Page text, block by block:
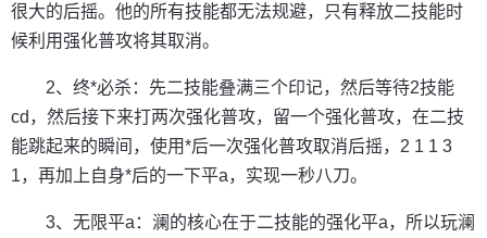
很大的后摇。他的所有技能都无法规避，只有释放二技能时
候利用强化普攻将其取消。
2、终*必杀：先二技能叠满三个印记，然后等待2技能
cd，然后接下来打两次强化普攻，留一个强化普攻，在二技
能跳起来的瞬间，使用*后一次强化普攻取消后摇，2 1 1 3
1，再加上自身*后的一下平a，实现一秒八刀。
3、无限平a：澜的核心在于二技能的强化平a，所以玩澜